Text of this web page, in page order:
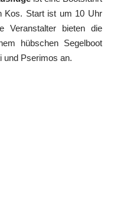
Kos. Start ist um 10 Uhr
Veranstalter bieten die
hübschen Segelboot
und Pserimos an.